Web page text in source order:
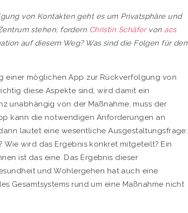
von Kontakten geht es um Privatsphäre und
stehen, fordern Christin Schäfervon acs
auf diesem Weg? Was sind die Folgen für den
einer möglichen App zur Rückverfolgung von
diese Aspekte sind, wird damit ein
unabhängig von der Maßnahme, muss der
kann die notwendigen Anforderungen an
lautet eine wesentliche Ausgestaltungsfrage:
wird das Ergebnis konkret mitgeteilt? Ein
ist das eine. Das Ergebnis dieser
und Wohlergehen hat auch eine
Gesamtsystems rund um eine Maßnahme nicht